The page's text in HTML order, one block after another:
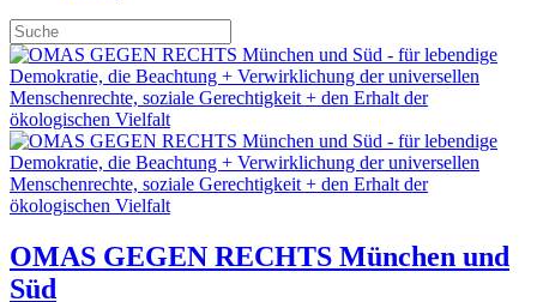
OMAS GEGEN RECHTS München und
Süd